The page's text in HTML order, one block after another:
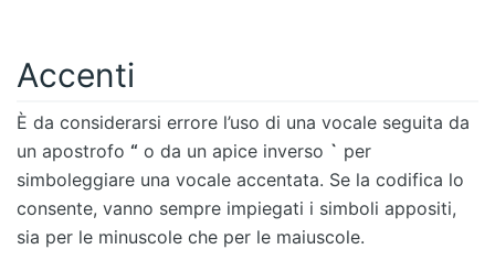
Accenti
È da considerarsi errore l’uso di una vocale seguita da
un apostrofo “ o da un apice inverso ` per
simboleggiare una vocale accentata. Se la codifica lo
consente, vanno sempre impiegati i simboli appositi,
sia per le minuscole che per le maiuscole.